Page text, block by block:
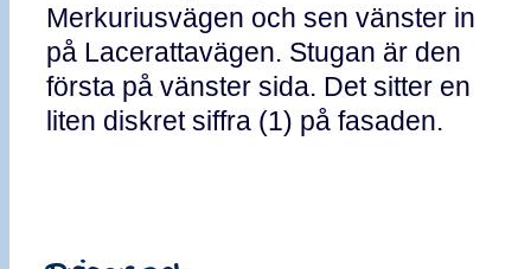
Merkuriusvägen och sen vänster in
på Lacerattavägen. Stugan är den
första på vänster sida. Det sitter en
liten diskret siffra (1) på fasaden.